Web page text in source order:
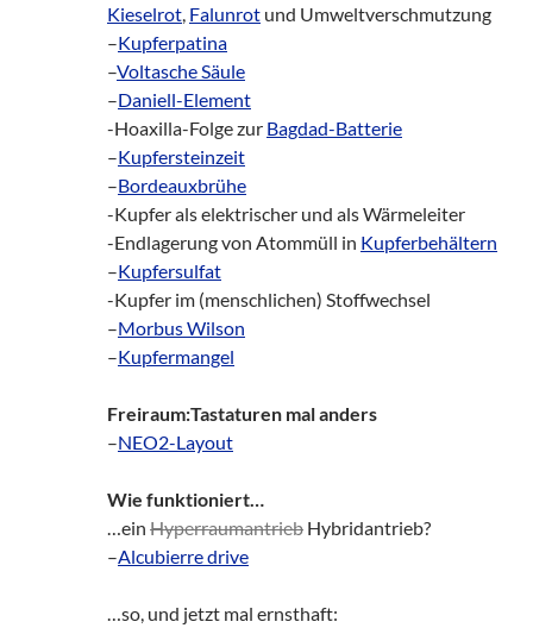
Kieselrot, Falunrot und Umweltverschmutzung
–Kupferpatina
–Voltasche Säule
–Daniell-Element
-Hoaxilla-Folge zur Bagdad-Batterie
–Kupfersteinzeit
–Bordeauxbrühe
-Kupfer als elektrischer und als Wärmeleiter
-Endlagerung von Atommüll in Kupferbehältern
–Kupfersulfat
-Kupfer im (menschlichen) Stoffwechsel
–Morbus Wilson
–Kupfermangel
Freiraum:Tastaturen mal anders
–NEO2-Layout
Wie funktioniert…
…ein Hyperraumantrieb Hybridantrieb?
–Alcubierre drive
…so, und jetzt mal ernsthaft: